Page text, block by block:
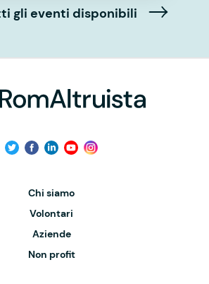
gli eventi disponibili
Chi siamo
Volontari
Aziende
Non profit